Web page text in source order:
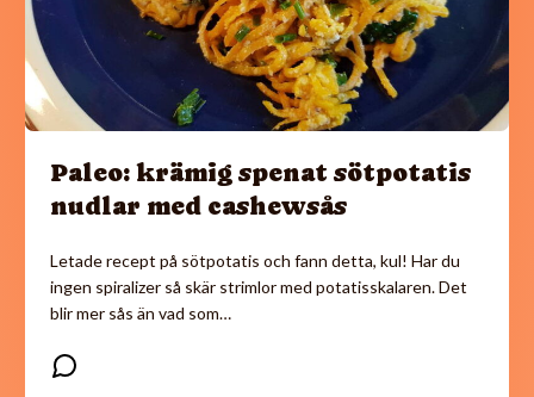
Paleo: krämig spenat sötpotatis
nudlar med cashewsås
Letade recept på sötpotatis och fann detta, kul! Har du
ingen spiralizer så skär strimlor med potatisskalaren. Det
blir mer sås än vad som…